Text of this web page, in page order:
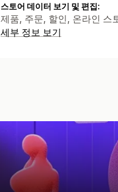
스토어 데이터 보기 및 편집:
제품, 주문, 할인, 온라인 스
세부 정보 보기